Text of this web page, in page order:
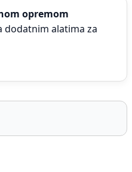
opremom
dodatnim alatima za